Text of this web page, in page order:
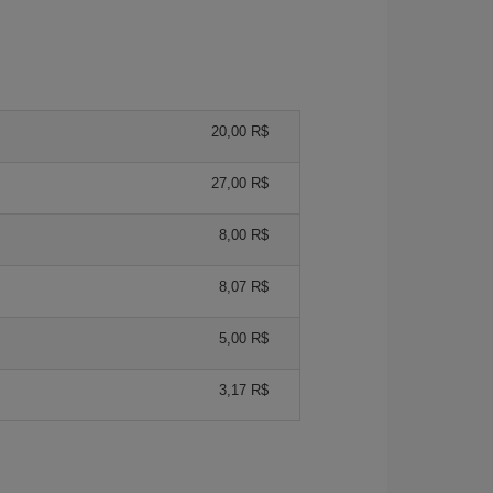
20,00 R$
27,00 R$
8,00 R$
8,07 R$
5,00 R$
3,17 R$